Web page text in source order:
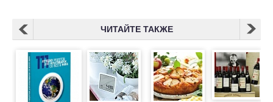
ЧИТАЙТЕ ТАКЖЕ